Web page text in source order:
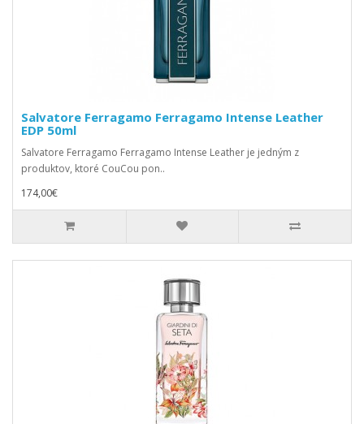
Salvatore Ferragamo Ferragamo Intense Leather
EDP 50ml
Salvatore Ferragamo Ferragamo Intense Leather je jedným z
produktov, ktoré CouCou pon..
174,00€